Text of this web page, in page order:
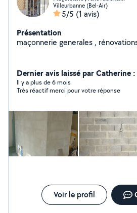
Villeurbanne (Bel-Air)
5/5 (1 avis)
Présentation
maçonnerie generales ,
Dernier avis laissé par Catherine
Il y a plus de 6 mois
Très réactif merci pour votre réponse
Voir le profil